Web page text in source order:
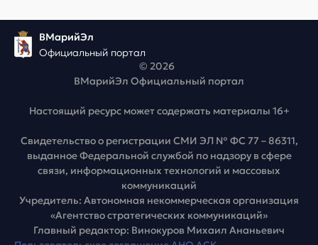
ВМарийЭл
Официальный портал
© 2026
ВМарийЭл Официальный портал
Настоящий ресурс может содержать материалы 16+
Свидетельство о регистрации СМИ ЭЛ № ФС 77 – 86311,
выданное Федеральной службой по надзору в сфере
связи, информационных технологий и массовых
коммуникаций
Учредитель: Автономная некоммерческая организация
«Агентство стратегических коммуникаций»
Главный редактор: Винокуров Михаил Ананьевич